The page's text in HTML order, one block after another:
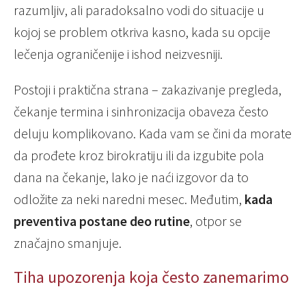
razumljiv, ali paradoksalno vodi do situacije u
kojoj se problem otkriva kasno, kada su opcije
lečenja ograničenije i ishod neizvesniji.
Postoji i praktična strana – zakazivanje pregleda,
čekanje termina i sinhronizacija obaveza često
deluju komplikovano. Kada vam se čini da morate
da prođete kroz birokratiju ili da izgubite pola
dana na čekanje, lako je naći izgovor da to
odložite za neki naredni mesec. Međutim, kada
preventiva postane deo rutine, otpor se
značajno smanjuje.
Tiha upozorenja koja često zanemarimo